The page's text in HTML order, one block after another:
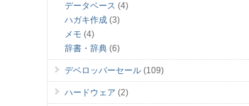
データベース (4)
ハガキ作成 (3)
メモ (4)
辞書・辞典 (6)
デベロッパーセール (109)
ハードウェア (2)